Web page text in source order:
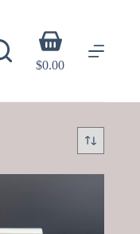
Shopping
cart
$0.00